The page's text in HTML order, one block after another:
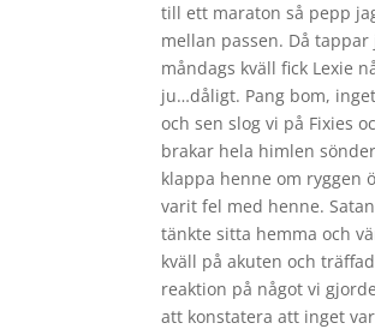
till ett maraton så pepp
mellan passen. Då
måndags kväll fick Lexie
ju…dåligt. Pang bom,
och sen slog vi på Fixies
brakar hela himlen
klappa henne om ryggen
varit fel med henne.
tänkte sitta hemma och
kväll på akuten och
reaktion på något vi
att konstatera att inget